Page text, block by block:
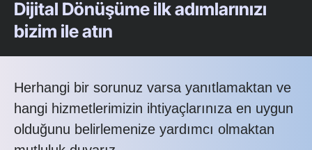
Dijital Dönüşüme ilk adımlarınızı
bizim ile atın
Herhangi bir sorunuz varsa yanıtlamaktan ve
hangi hizmetlerimizin ihtiyaçlarınıza en uygun
olduğunu belirlemenize yardımcı olmaktan